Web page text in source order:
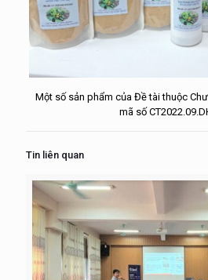
Một số sản phẩm của Đề tài thuộc
mã số
Tin liên quan